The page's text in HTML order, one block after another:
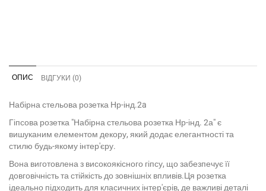
ОПИС ВІДГУКИ (0)
Набірна стельова розетка Нр-інд.2a
Гіпсова розетка "Набірна стельова розетка Нр-інд. 2а" є
вишуканим елементом декору, який додає елегантності та
стилю будь-якому інтер'єру.
Вона виготовлена з високоякісного гіпсу, що забезпечує її
довговічність та стійкість до зовнішніх впливів.Ця розетка
ідеально підходить для класичних інтер'єрів, де важливі деталі